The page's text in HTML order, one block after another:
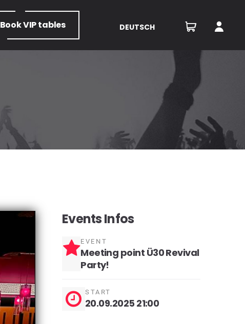
BookVIP tables DEUTSCH
Events Infos
EVENT
Meeting point Ü30 Revival
Party!
START
20.09.2025 21:00